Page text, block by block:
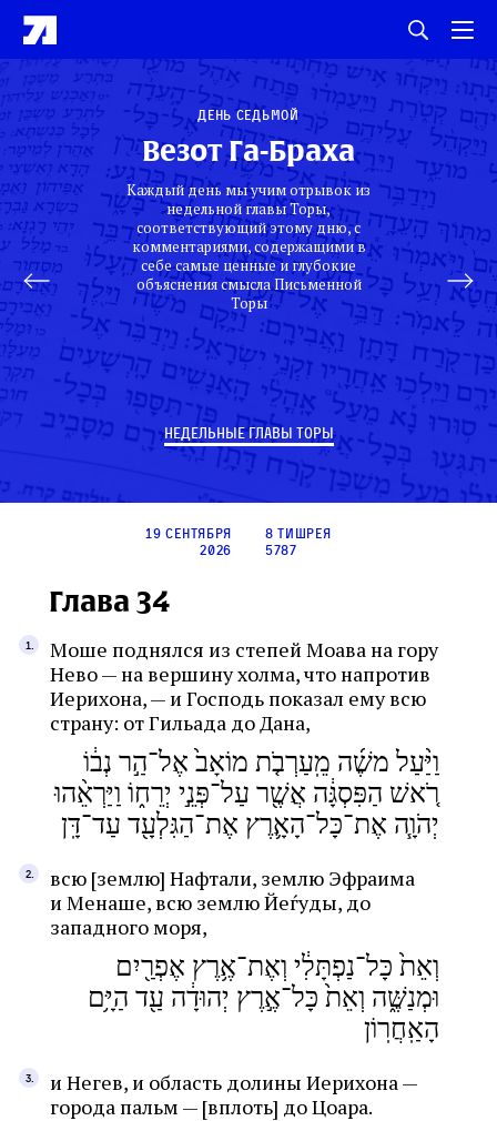
День седьмой
Везот Га-Браха
Каждый день мы учим отрывок из
недельной главы Торы,
соответствующий этому дню, с
комментариями, содержащими в
себе самые ценные и глубокие
объяснения смысла Письменной
Торы
НЕДЕЛЬНЫЕ ГЛАВЫ ТОРЫ
19 сентября
2026
8 тишрея
5787
Глава 34
Моше поднялся из степей Моава на гору
Нево — на вершину холма, что напротив
Иерихона, — и Господь показал ему всю
страну: от Гильада до Дана,
וַיַּ֨עַל משֶׁ֜ה מֵֽעַרְבֹ֤ת מוֹאָב֙ אֶל־הַ֣ר נְב֔וֹ
רֹ֚אשׁ הַפִּסְגָּ֔ה אֲשֶׁ֖ר עַל־פְּנֵ֣י יְרֵח֑וֹ וַיַּרְאֵ֨הוּ
יְהֹוָ֧ה אֶת־כָּל־הָאָ֛רֶץ אֶת־הַגִּלְעָ֖ד עַד־דָּֽן
всю [землю] Нафтали, землю Эфраима
и Менаше, всю землю Йеѓуды, до
западного моря,
וְאֵת֙ כָּל־נַפְתָּלִ֔י וְאֶת־אֶ֥רֶץ אֶפְרַ֖יִם
וּמְנַשֶּׁ֑ה וְאֵת֙ כָּל־אֶ֣רֶץ יְהוּדָ֔ה עַ֖ד הַיָּ֥ם
הָאַֽחֲרֽוֹן
и Негев, и область долины Иерихона —
города пальм — [вплоть] до Цоара.